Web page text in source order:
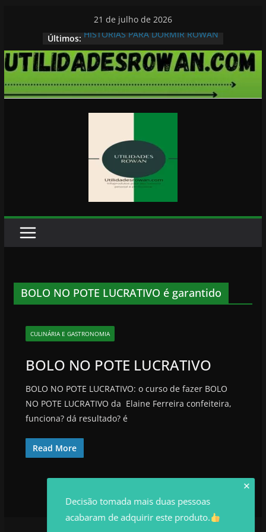
conteúdo
21 de julho de 2026
Últimos: HISTORIAS PARA DORMIR ROWAN
BOLO NO POTE LUCRATIVO é garantido
CULINÁRIA E GASTRONOMIA
BOLO NO POTE LUCRATIVO
BOLO NO POTE LUCRATIVO: o curso de fazer BOLO
NO POTE LUCRATIVO da Elaine Ferreira confeiteira,
funciona? dá resultado? é
Read More
✕
Decisão tomada mais duas pessoas
acabaram de adquirir este produto.